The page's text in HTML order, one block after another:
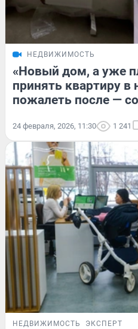
НЕДВИЖИМОСТЬ
«Новый дом, а уже
принять квартиру в
пожалеть после —
24 февраля, 2026, 11:30 1 241
НЕДВИЖИМОСТЬ ЭКСПЕРТ